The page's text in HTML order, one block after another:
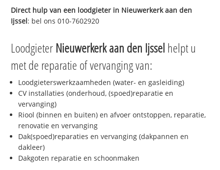
Direct hulp van een loodgieter in Nieuwerkerk aan den
Ijssel: bel ons 010-7602920
Loodgieter Nieuwerkerk aan den Ijssel helpt u
met de reparatie of vervanging van:
Loodgieterswerkzaamheden (water- en gasleiding)
CV installaties (onderhoud, (spoed)reparatie en
vervanging)
Riool (binnen en buiten) en afvoer ontstoppen, reparatie,
renovatie en vervanging
Dak(spoed)reparaties en vervanging (dakpannen en
dakleer)
Dakgoten reparatie en schoonmaken